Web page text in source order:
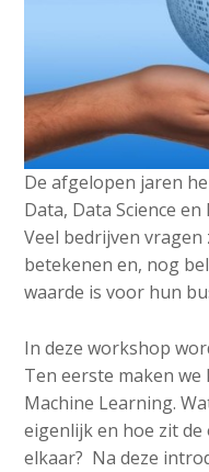
o
m
a
i
n
c
o
e
n
t
De afgelopen jaren
Data, Data Science
Veel bedrijven
betekenen en, nog
waarde is voor hun
In deze workshop
Ten eerste maken we
Machine Learning.
eigenlijk en hoe zit
elkaar? Na deze